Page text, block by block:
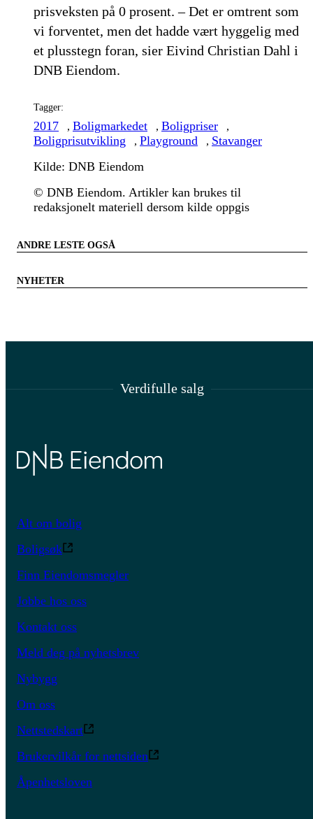
prisveksten på 0 prosent. – Det er omtrent som
vi forventet, men det hadde vært hyggelig med
et plusstegn foran, sier Eivind Christian Dahl i
DNB Eiendom.
Tagger:
2017 , Boligmarkedet , Boligpriser ,
Boligprisutvikling , Playground , Stavanger
Kilde: DNB Eiendom
© DNB Eiendom. Artikler kan brukes til
redaksjonelt materiell dersom kilde oppgis
ANDRE LESTE OGSÅ
NYHETER
Verdifulle salg
Alt om bolig
Boligsøk
Finn Eiendomsmegler
Jobbe hos oss
Kontakt oss
Meld deg på nyhetsbrev
Nybygg
Om oss
Nettstedskart
Brukervilkår for nettsiden
Åpenhetsloven